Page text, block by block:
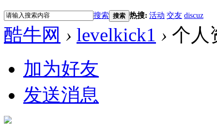
搜索 搜索 热搜: 活动 交友 discuz
酷牛网 › levelkick1 › 个人
加为好友
发送消息